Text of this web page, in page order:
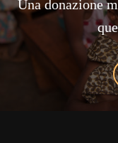
Una donazione